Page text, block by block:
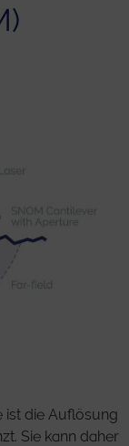
ist die Auflösung
Sie kann daher